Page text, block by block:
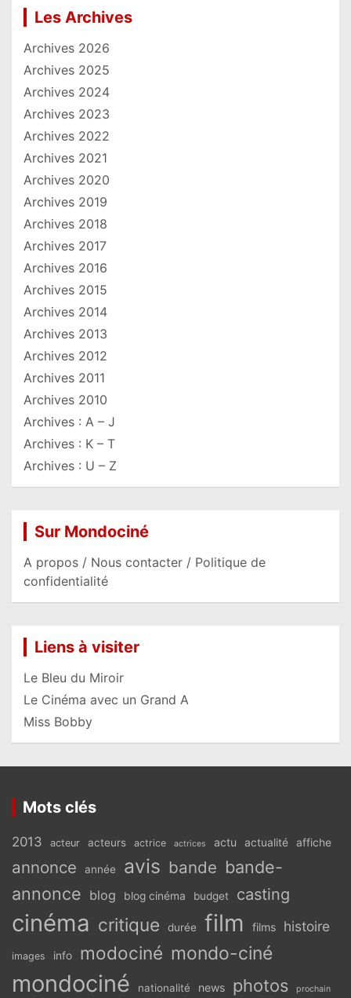
Les Archives
Archives 2026
Archives 2025
Archives 2024
Archives 2023
Archives 2022
Archives 2021
Archives 2020
Archives 2019
Archives 2018
Archives 2017
Archives 2016
Archives 2015
Archives 2014
Archives 2013
Archives 2012
Archives 2011
Archives 2010
Archives : A – J
Archives : K – T
Archives : U – Z
Sur Mondociné
A propos / Nous contacter / Politique de
confidentialité
Liens à visiter
Le Bleu du Miroir
Le Cinéma avec un Grand A
Miss Bobby
Mots clés
2013 acteur acteurs actrice actrices actu actualité affiche
annonce année avis bande bande-
annonce blog blog cinéma budget casting
cinéma critique durée film films histoire
images info modociné mondo-ciné
mondociné nationalité news photos prochain